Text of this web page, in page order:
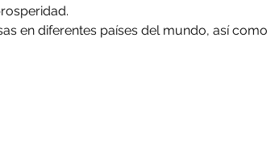
en diferentes países del mundo, así como